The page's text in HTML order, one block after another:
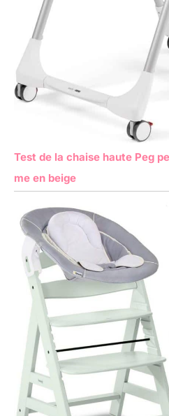
Test de la chaise haute Peg
me en beige